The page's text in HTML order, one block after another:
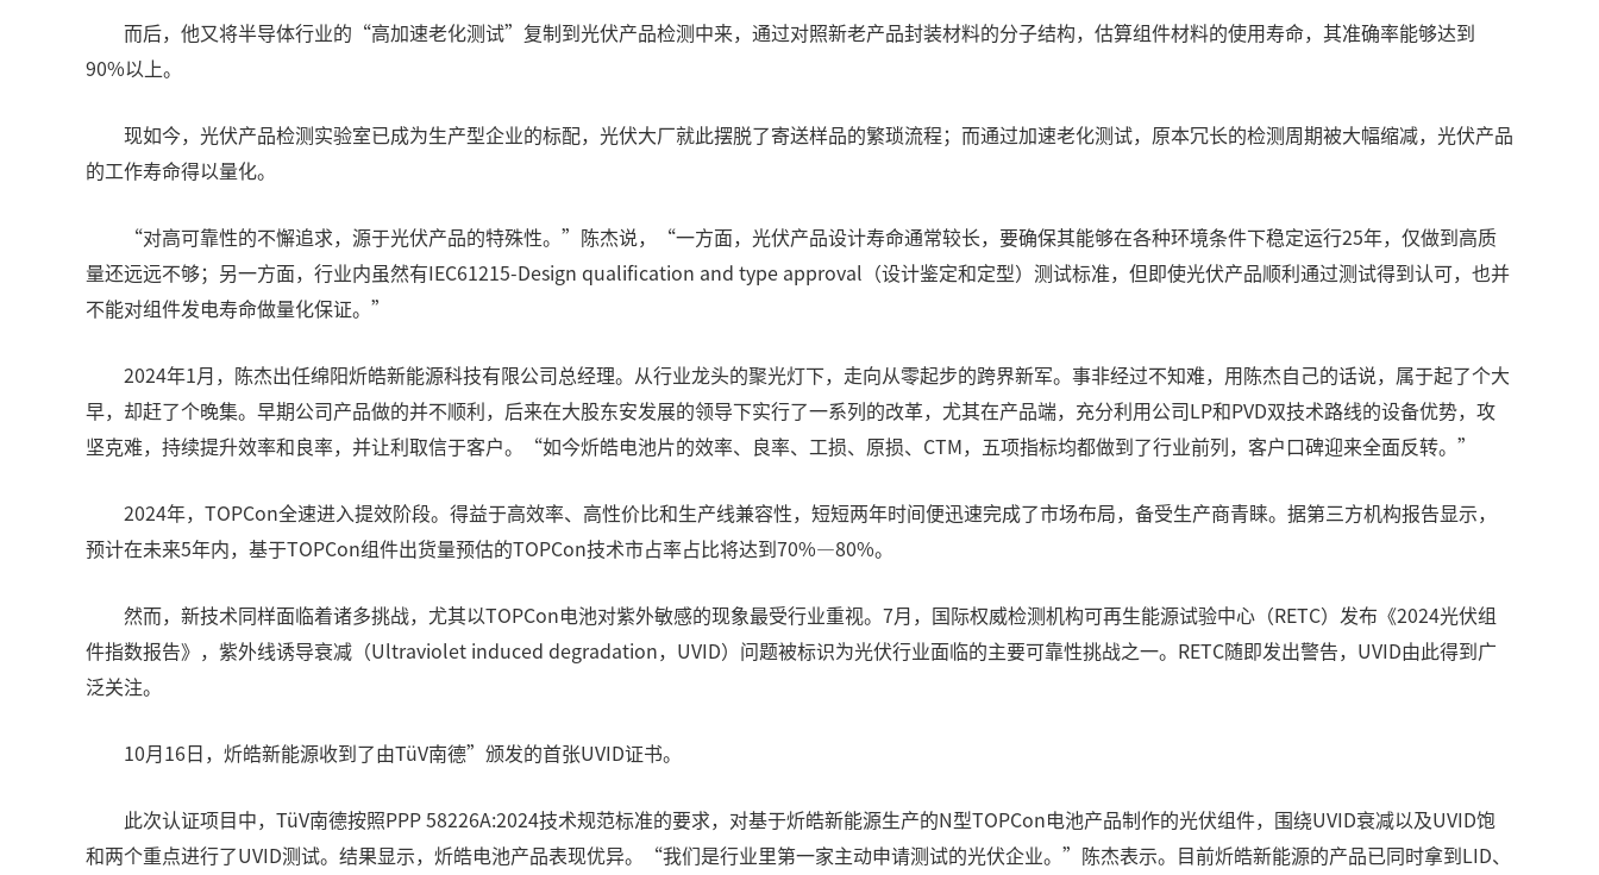
而后，他又将半导体行业的“高加速老化测试”复制到光伏产品检测中来，通过对照新老产品封装材料的分子结构，估算组件材料的使用寿命，其准确率能够达到
90%以上。
现如今，光伏产品检测实验室已成为生产型企业的标配，光伏大厂就此摆脱了寄送样品的繁琐流程；而通过加速老化测试，原本冗长的检测周期被大幅缩减，光伏产品
的工作寿命得以量化。
“对高可靠性的不懈追求，源于光伏产品的特殊性。”陈杰说，“一方面，光伏产品设计寿命通常较长，要确保其能够在各种环境条件下稳定运行25年，仅做到高质
量还远远不够；另一方面，行业内虽然有IEC61215-Design qualification and type approval（设计鉴定和定型）测试标准，但即使光伏产品顺利通过测试得到认可，也并
不能对组件发电寿命做量化保证。”
2024年1月，陈杰出任绵阳炘皓新能源科技有限公司总经理。从行业龙头的聚光灯下，走向从零起步的跨界新军。事非经过不知难，用陈杰自己的话说，属于起了个大
早，却赶了个晚集。早期公司产品做的并不顺利，后来在大股东安发展的领导下实行了一系列的改革，尤其在产品端，充分利用公司LP和PVD双技术路线的设备优势，攻
坚克难，持续提升效率和良率，并让利取信于客户。“如今炘皓电池片的效率、良率、工损、原损、CTM，五项指标均都做到了行业前列，客户口碑迎来全面反转。”
2024年，TOPCon全速进入提效阶段。得益于高效率、高性价比和生产线兼容性，短短两年时间便迅速完成了市场布局，备受生产商青睐。据第三方机构报告显示，
预计在未来5年内，基于TOPCon组件出货量预估的TOPCon技术市占率占比将达到70%—80%。
然而，新技术同样面临着诸多挑战，尤其以TOPCon电池对紫外敏感的现象最受行业重视。7月，国际权威检测机构可再生能源试验中心（RETC）发布《2024光伏组
件指数报告》，紫外线诱导衰减（Ultraviolet induced degradation，UVID）问题被标识为光伏行业面临的主要可靠性挑战之一。RETC随即发出警告，UVID由此得到广
泛关注。
10月16日，炘皓新能源收到了由TüV南德”颁发的首张UVID证书。
此次认证项目中，TüV南德按照PPP 58226A:2024技术规范标准的要求，对基于炘皓新能源生产的N型TOPCon电池产品制作的光伏组件，围绕UVID衰减以及UVID饱
和两个重点进行了UVID测试。结果显示，炘皓电池产品表现优异。“我们是行业里第一家主动申请测试的光伏企业。”陈杰表示。目前炘皓新能源的产品已同时拿到LID、